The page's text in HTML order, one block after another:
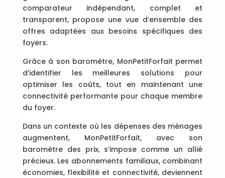
comparateur indépendant, complet et
transparent, propose une vue d’ensemble des
offres adaptées aux besoins spécifiques des
foyers.
Grâce à son baromètre, MonPetitForfait permet
d’identifier les meilleures solutions pour
optimiser les coûts, tout en maintenant une
connectivité performante pour chaque membre
du foyer.
Dans un contexte où les dépenses des ménages
augmentent, MonPetitForfait, avec son
baromètre des prix, s’impose comme un allié
précieux. Les abonnements familiaux, combinant
économies, flexibilité et connectivité, deviennent